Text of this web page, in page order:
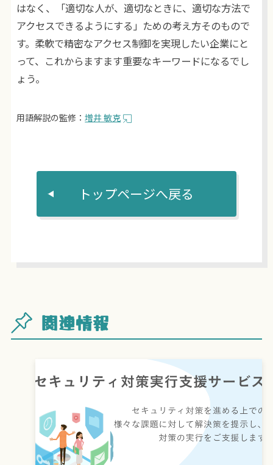
はなく、「適切な人が、適切なときに、適切な方法で
アクセスできるようにする」ための考え方そのもので
す。柔軟で精密なアクセス制御を実現したい企業にと
って、これからますます重要なキーワードになるでし
ょう。
用語解説の監修：増井 敏克
トップページへ戻る
関連情報